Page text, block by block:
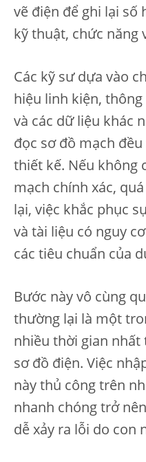
vẽ điện để ghi lại số
kỹ thuật, chức năng
Các kỹ sư dựa vào
hiệu linh kiện,
và các dữ liệu khác
đọc sơ đồ mạch
thiết kế. Nếu không
mạch chính xác,
lại, việc khắc phục
và tài liệu có nguy
các tiêu chuẩn của
Bước này vô cùng
thường lại là một
nhiều thời gian
sơ đồ điện. Việc
này thủ công trên
nhanh chóng trở
dễ xảy ra lỗi do con